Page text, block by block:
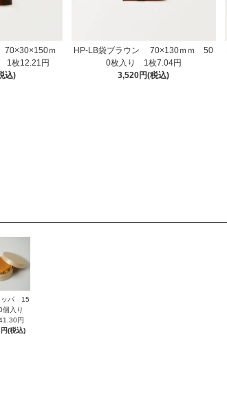
70×30×150ｍ
1枚12.21円
込)
HP-LB袋ブラウン 70×130ｍｍ 50
0枚入り 1枚7.04円
3,520円(税込)
ッパ 15
入り
円
(税込)